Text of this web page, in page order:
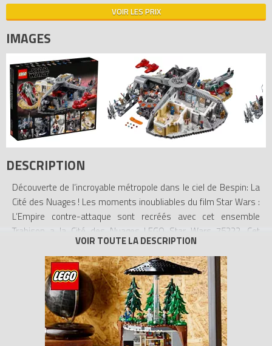
VOIR LES PRIX
IMAGES
DESCRIPTION
Découverte de l’incroyable métropole dans le ciel de Bespin: La
Cité des Nuages ! Les moments inoubliables du film Star Wars :
L’Empire contre-attaque sont recréés avec cet ensemble
Trahison a la Cité des Nuages LEGO Star Wars 75222. Cet
ensemble incroyablement détaillé est divisé en 4 sections,
chacune représentant des scènes du film classique. L’ensemble
inclut une plateforme d’atterrissage complète avec le vaisseau
Slave I de Boba Fett, une promenade détaillée, une salle a
manger avec des sièges pour 5 figurines, une salle de traitement
des déchets avec un incinérateur et le pont emblématique pour
des duels épiques au sabre laser entre Luke et Dark Vador. Il